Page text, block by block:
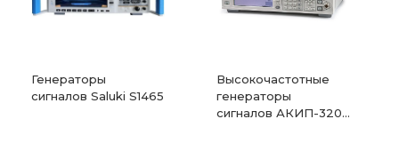
Генераторы
сигналов Saluki S1465
Высокочастотные
генераторы
сигналов АКИП-3207